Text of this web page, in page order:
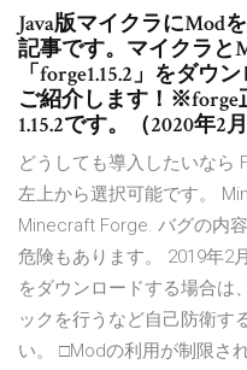
Java版マイクラにMod
記事です。マイクラと
「forge1.15.2」をダウ
ご紹介します！※forge
1.15.2です。（2020年2
どうしても導入したいなら
左上から選択可能です。
Minecraft Forge. バグの内
危険もあります。 2019年2
をダウンロードする場合は
ックを行うなど自己防衛す
い。 □Modの利用が制限さ